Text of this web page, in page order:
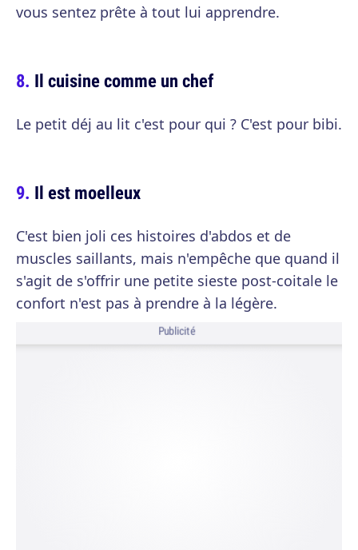
vous sentez prête à tout lui apprendre.
Il cuisine comme un chef
Le petit déj au lit c'est pour qui ? C'est pour bibi.
Il est moelleux
C'est bien joli ces histoires d'abdos et de
muscles saillants, mais n'empêche que quand il
s'agit de s'offrir une petite sieste post-coitale le
confort n'est pas à prendre à la légère.
Publicité